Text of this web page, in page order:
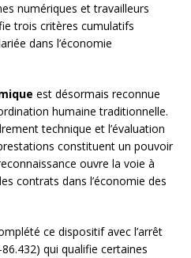
numériques et travailleurs
trois critères cumulatifs
dans l’économie
est désormais reconnue
humaine traditionnelle.
technique et l’évaluation
constituent un pouvoir
ouvre la voie à
contrats dans l’économie des
ce dispositif avec l’arrêt
qui qualifie certaines